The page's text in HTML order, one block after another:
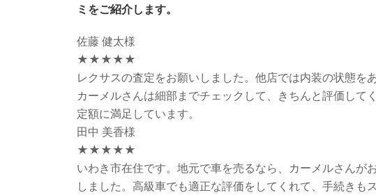
ミをご紹介します。
佐藤 健太様
★★★★★
レクサスの査定をお願いしました。他店では内装の状態を
カーメルさんは細部までチェックして、きちんと評価して
定額に満足しています。
田中 美香様
★★★★★
いわき市在住です。地元で車を売るなら、カーメルさんが
しました。高級車でも適正な評価をしてくれて、手続きも